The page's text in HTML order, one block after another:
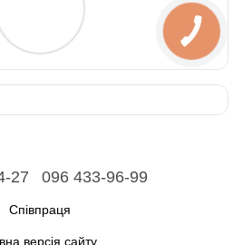
27 096 433-96-99
Співпраця
версія сайту